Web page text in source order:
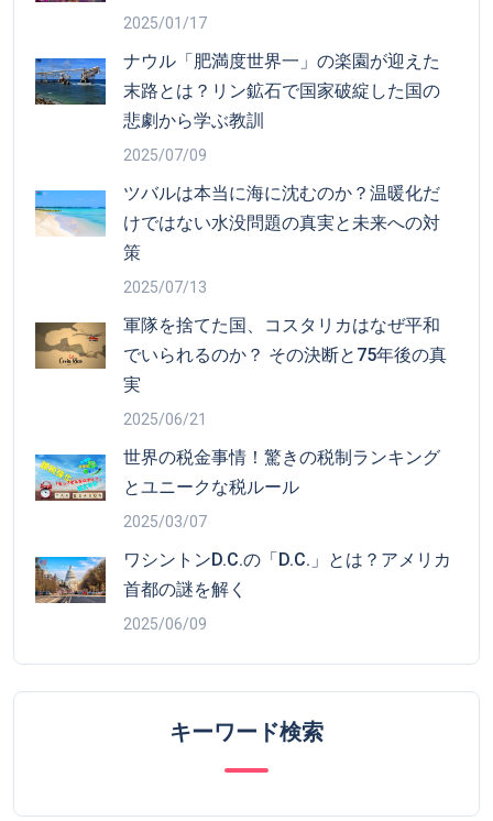
2025/01/17
ナウル「肥満度世界一」の楽園が迎えた
末路とは？リン鉱石で国家破綻した国の
悲劇から学ぶ教訓
2025/07/09
ツバルは本当に海に沈むのか？温暖化だ
けではない水没問題の真実と未来への対
策
2025/07/13
軍隊を捨てた国、コスタリカはなぜ平和
でいられるのか？ その決断と75年後の真
実
2025/06/21
世界の税金事情！驚きの税制ランキング
とユニークな税ルール
2025/03/07
ワシントンD.C.の「D.C.」とは？アメリカ
首都の謎を解く
2025/06/09
キーワード検索